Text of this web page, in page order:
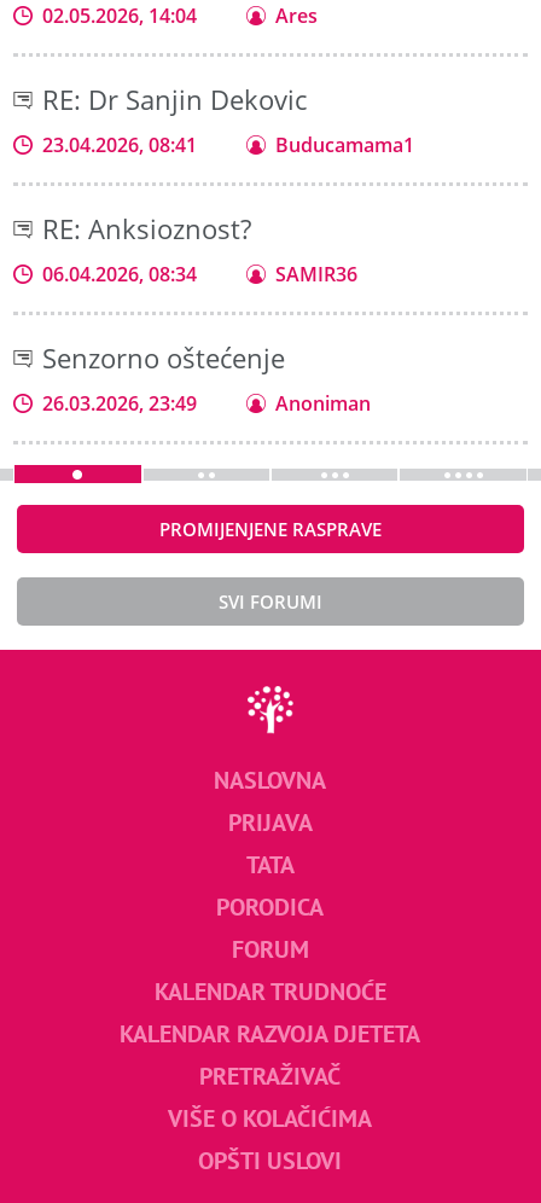
02.05.2026, 14:04 Ares
RE: Dr Sanjin Dekovic
23.04.2026, 08:41 Buducamama1
RE: Anksioznost?
06.04.2026, 08:34 SAMIR36
Senzorno oštećenje
26.03.2026, 23:49 Anoniman
PROMIJENJENE RASPRAVE
SVI FORUMI
NASLOVNA
PRIJAVA
TATA
PORODICA
FORUM
KALENDAR TRUDNOĆE
KALENDAR RAZVOJA DJETETA
PRETRAŽIVAČ
VIŠE O KOLAČIĆIMA
OPŠTI USLOVI